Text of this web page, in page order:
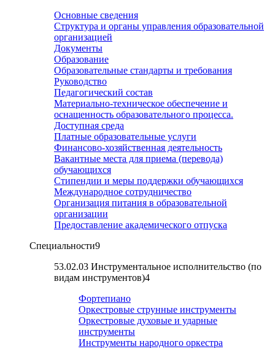
Основные сведения
Структура и органы управления образовательной
организацией
Документы
Образование
Образовательные стандарты и требования
Руководство
Педагогический состав
Материально-техническое обеспечение и
оснащенность образовательного процесса.
Доступная среда
Платные образовательные услуги
Финансово-хозяйственная деятельность
Вакантные места для приема (перевода)
обучающихся
Стипендии и меры поддержки обучающихся
Международное сотрудничество
Организация питания в образовательной
организации
Предоставление академического отпуска
Специальности9
53.02.03 Инструментальное исполнительство (по
видам инструментов)4
Фортепиано
Оркестровые струнные инструменты
Оркестровые духовые и ударные
инструменты
Инструменты народного оркестра